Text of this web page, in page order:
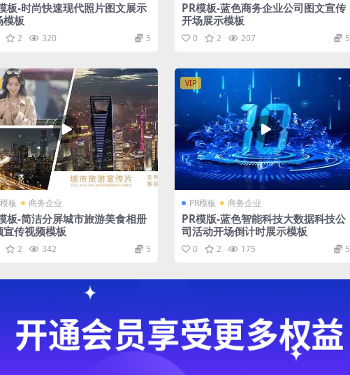
板-时尚快速现代照片图文展示
模板
2 320 5
PR模板-蓝色商务企业公司图文宣传
开场展示模板
0 2 207 5
板 商务企业
板-简洁分屏城市旅游美食相册
宣传视频模板
2 342 5
VIP
PR模板 商务企业
PR模版-蓝色智能科技大数据科技公
司活动开场倒计时展示模板
0 2 175 5